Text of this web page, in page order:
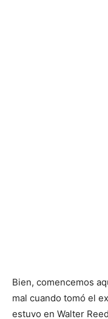
Bien, comencemos
mal cuando tomó el
estuvo en Walter